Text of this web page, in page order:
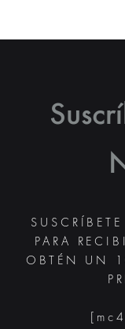
PARA
OBTÉN UN